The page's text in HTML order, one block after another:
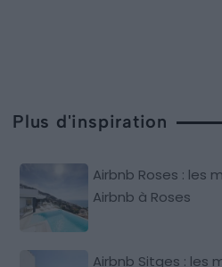
Plus d'inspiration
Airbnb Roses : les
Airbnb à Roses
Airbnb Sitges : les